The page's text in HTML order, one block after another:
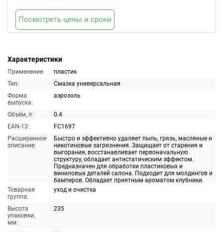
Характеристики
Применение:
пластик
Тип:
Смазка универсальная
Форма
выпуска:
аэрозоль
Объём, л:
0.4
EAN-13:
FC1697
Расширенное
описание:
Быстро и эффективно удаляет пыль, грязь, масляные и
никотиновые загрязнения. Защищает от старения и
выгорания, восстанавливает первоначальную
структуру, обладает антистатическим эффектом.
Предназначен для обработки пластиковых и
виниловых деталей салона. Подходит для молдингов и
бамперов. Обладает приятным ароматом клубники.
Товарная
группа:
уход и очистка
Высота
упаковки,
мм:
235
Посмотреть цены и сроки